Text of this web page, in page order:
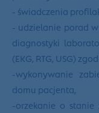
- świadczenia
- udzielanie porad
diagnostyki
(EKG, RTG, USG)
-wykonywanie
domu pacjenta,
-orzekanie o